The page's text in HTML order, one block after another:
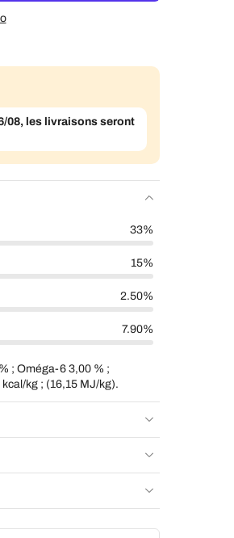
08, les livraisons seront
33%
15%
2.50%
7.90%
; Oméga-6 3,00 % ;
kg ; (16,15 MJ/kg).